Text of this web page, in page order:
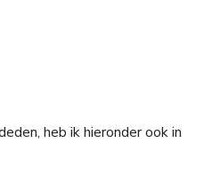
heb ik hieronder ook in